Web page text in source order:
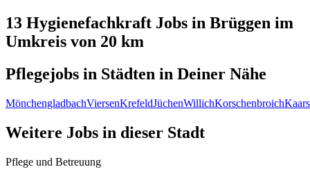
13 Hygienefachkraft Jobs in Brüggen im
Umkreis von 20 km
Pflegejobs in Städten in Deiner Nähe
MönchengladbachViersenKrefeldJüchenWillichKorschenbroich
Weitere Jobs in dieser Stadt
Pflege und Betreuung